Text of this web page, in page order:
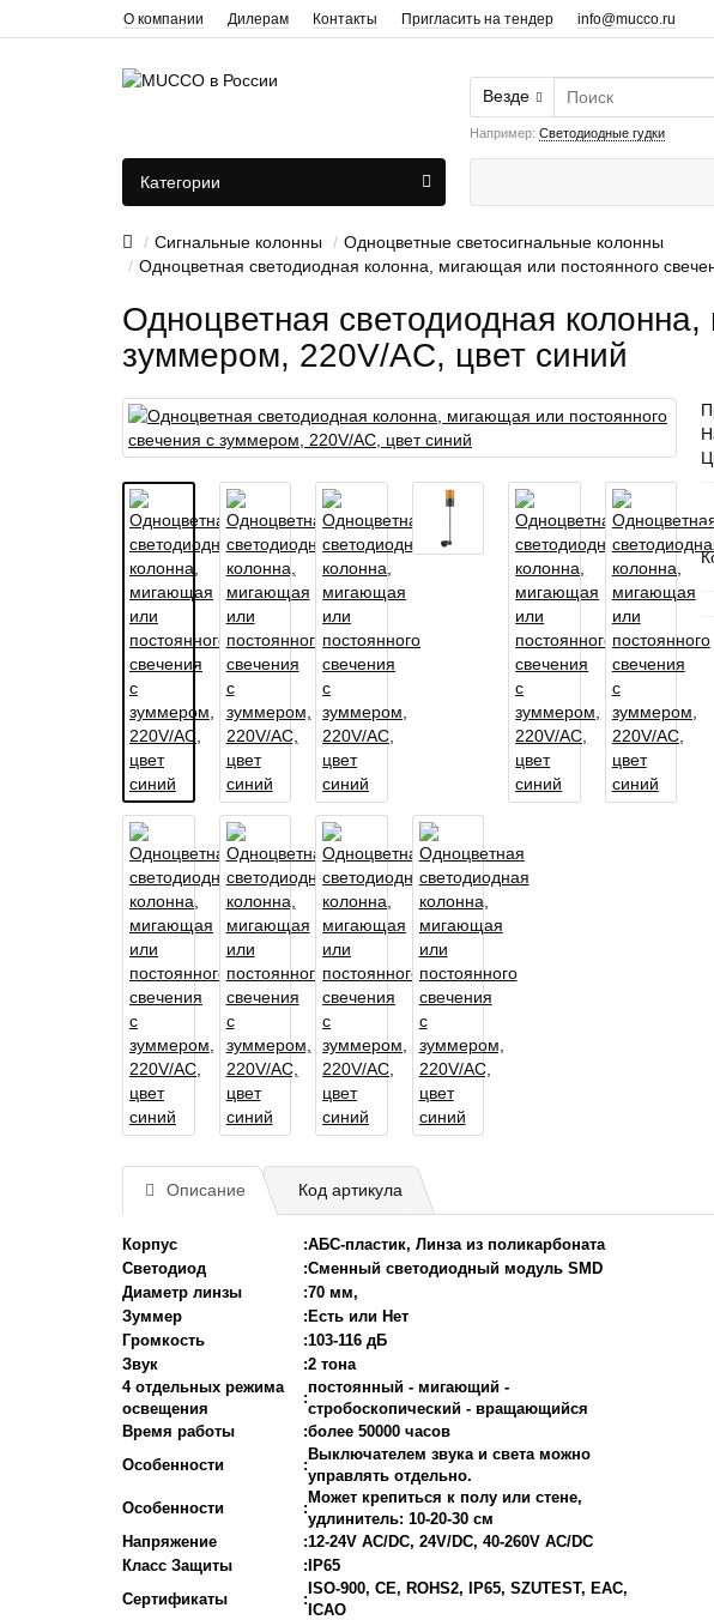
О компании Дилерам Контакты Пригласить на тендер info@mucco.ru
Везде
Например: Светодиодные гудки
Категории
Сигнальные колонны
Одноцветные светосигнальные колонны
Одноцветная светодиодная колонна, мигающая или постоянного
Одноцветная светодиодная
зуммером, 220V/AC, цвет синий
Описание Код артикула
Корпус :АБС-пластик, Линза из поликарбоната
Светодиод
:Сменный светодиодный модуль SMD
Диаметр линзы
:70 мм,
Зуммер
: Есть или Нет
Громкость
:103-116 дБ
Звук
:2 тона
4 отдельных режима
освещения
:
постоянный - мигающий -
стробоскопический - вращающийся
Время работы
:более 50000 часов
Особенности
:
Выключателем звука и света можно
управлять отдельно.
Особенности
:
Может крепиться к полу или стене,
удлинитель: 10-20-30 см
Напряжение
:12-24V AC/DC, 24V/DC, 40-260V AC/DC
Класс Защиты
: IP65
Сертификаты
:
ISO-900, CE, ROHS2, IP65, SZUTEST, EAC,
ICAO